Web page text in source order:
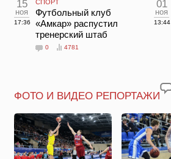
15
ноя
17:36
СПОРТ
Футбольный клуб
«Амкар» распустил
тренерский штаб
0 4781
01
ноя
13:44
ФОТО И ВИДЕО РЕПОРТАЖИ